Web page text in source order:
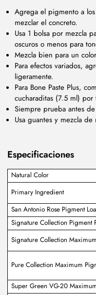
Agrega el pigmento a
mezclar el concreto.
Usa 1 bolsa por mezcla
oscuros o menos para
Mezcla bien para un
Para efectos variados,
ligeramente.
Para Bone Paste Plus,
cucharaditas (7.5 ml)
Siempre prueba antes
Usa guantes y mezcla de
Especificaciones
Natural Color
Primary Ingredient
San Antonio Rose Pigment
Signature Collection Pigment
Signature Collection
Pure Collection Maximum
Super Green VG-20